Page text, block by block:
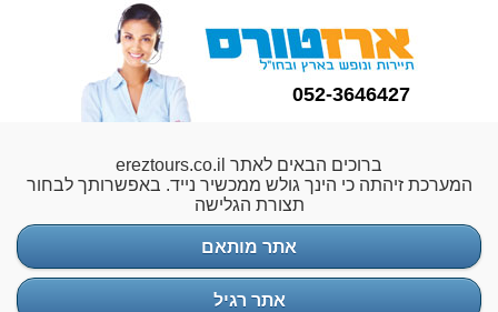
052-3646427
ברוכים הבאים לאתר ereztours.co.il
המערכת זיהתה כי הינך גולש ממכשיר נייד. באפשרותך לבחור
תצורת הגלישה
אתר מותאם
אתר רגיל